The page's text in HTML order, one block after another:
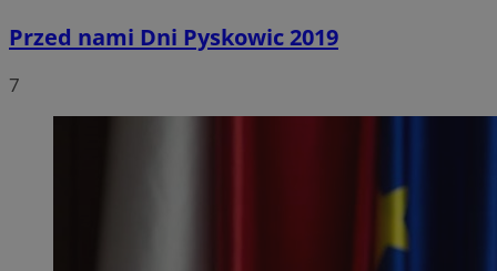
Przed nami Dni Pyskowic 2019
7